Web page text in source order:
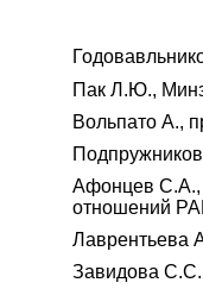
Пак Л.Ю.,
Вольпато А.,
Афонцев С.А.,
отношений
Лаврентьева
Завидова